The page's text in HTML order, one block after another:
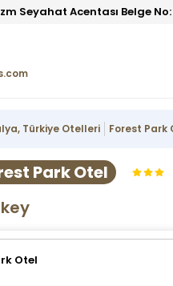
Seyahat Acentası Belge No:
Türkiye Otelleri Forest Park
Park Otel